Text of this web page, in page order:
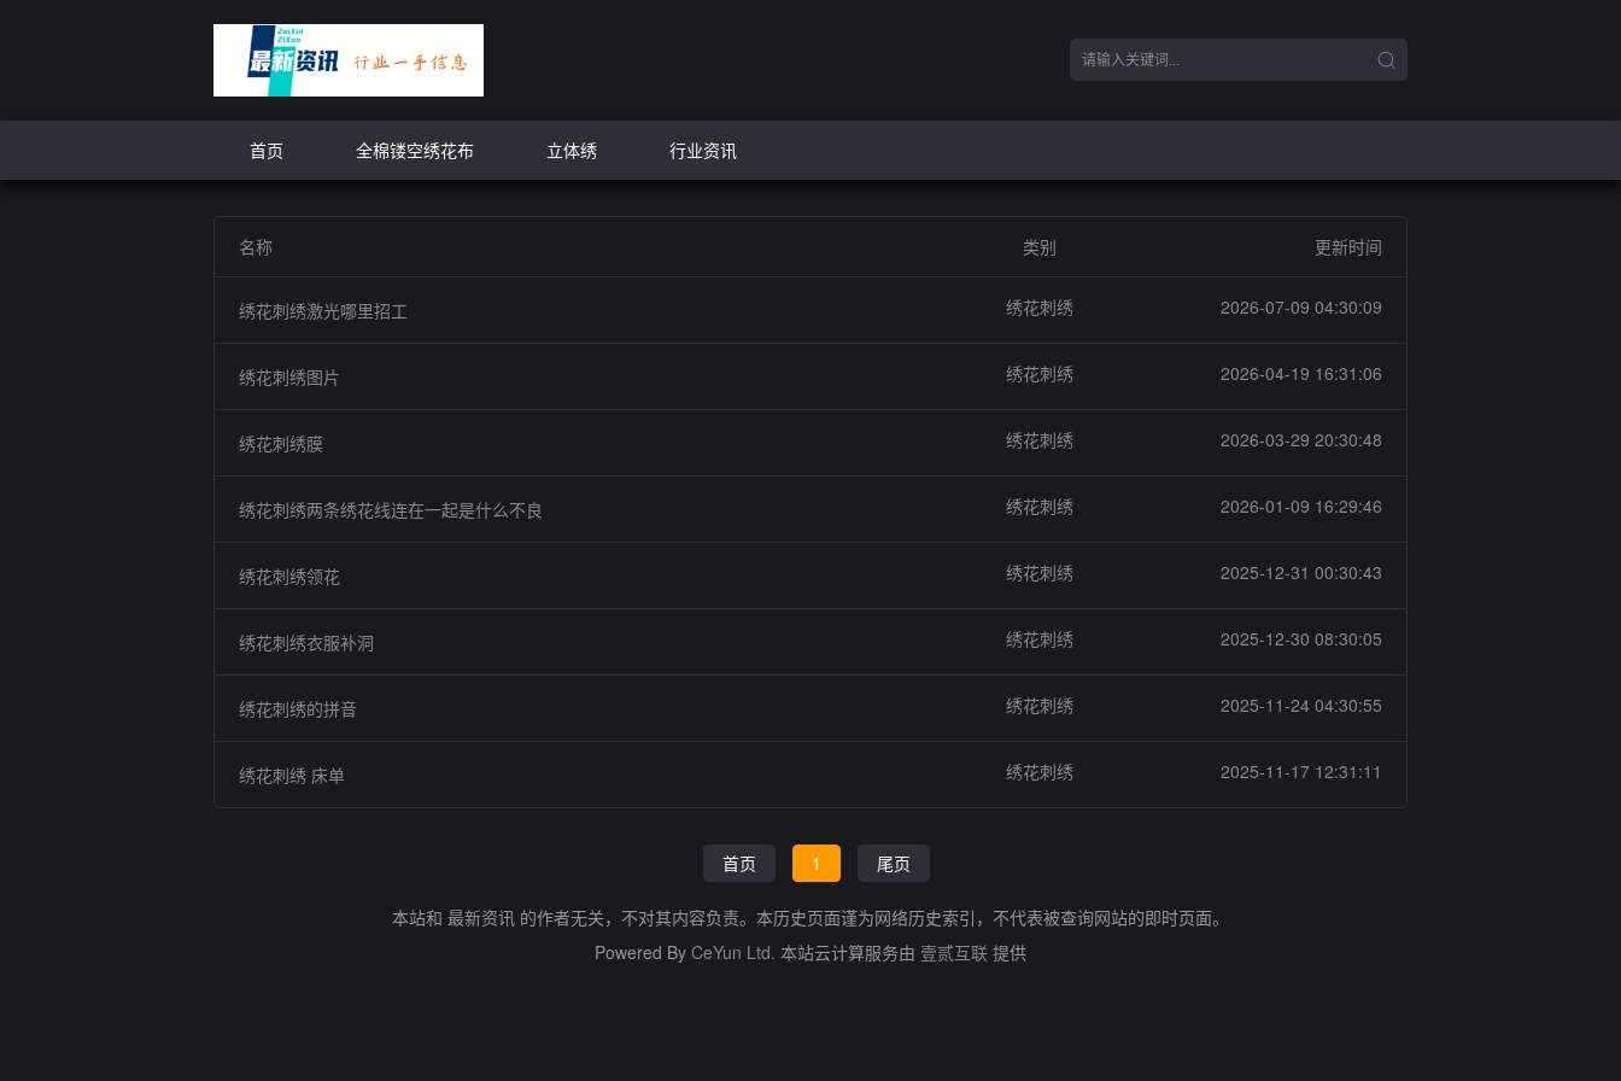
首页 全棉镂空绣花布 立体绣 行业资讯
名称 类别 更新时间
绣花刺绣激光哪里招工 绣花刺绣 2026-07-09 04:30:09
绣花刺绣图片 绣花刺绣 2026-04-19 16:31:06
绣花刺绣膜 绣花刺绣 2026-03-29 20:30:48
绣花刺绣两条绣花线连在一起是什么不良 绣花刺绣 2026-01-09 16:29:46
绣花刺绣领花 绣花刺绣 2025-12-31 00:30:43
绣花刺绣衣服补洞 绣花刺绣 2025-12-30 08:30:05
绣花刺绣的拼音 绣花刺绣 2025-11-24 04:30:55
绣花刺绣 床单 绣花刺绣 2025-11-17 12:31:11
首页 1 尾页
本站和 最新资讯 的作者无关，不对其内容负责。本历史页面谨为网络历史索引，不代表被查询网站的即时页面。
Powered By CeYun Ltd. 本站云计算服务由 壹贰互联 提供